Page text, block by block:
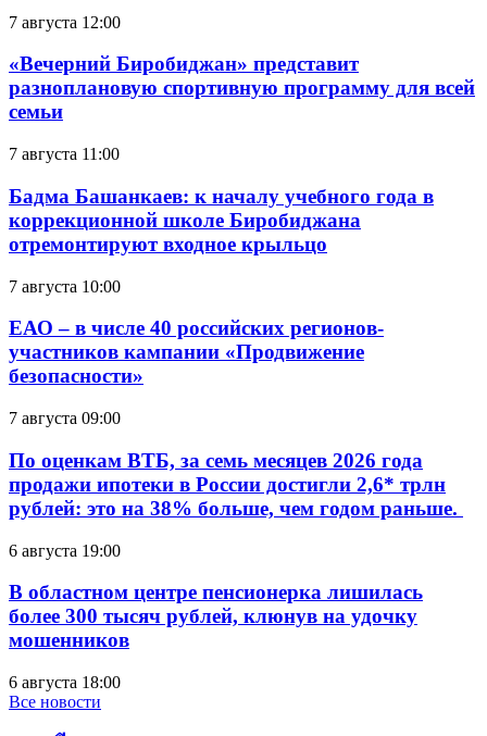
7 августа 12:00
«Вечерний Биробиджан» представит
разноплановую спортивную программу для всей
семьи
7 августа 11:00
Бадма Башанкаев: к началу учебного года в
коррекционной школе Биробиджана
отремонтируют входное крыльцо
7 августа 10:00
ЕАО – в числе 40 российских регионов-
участников кампании «Продвижение
безопасности»
7 августа 09:00
По оценкам ВТБ, за семь месяцев 2026 года
продажи ипотеки в России достигли 2,6* трлн
рублей: это на 38% больше, чем годом раньше.
6 августа 19:00
В областном центре пенсионерка лишилась
более 300 тысяч рублей, клюнув на удочку
мошенников
6 августа 18:00
Все новости